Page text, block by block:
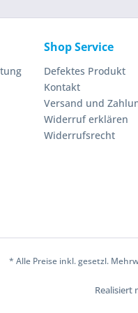
Shop Service
Defektes Produkt
Kontakt
Versand und
Widerruf erklären
Widerrufsrecht
* Alle Preise inkl. gesetzl.
Realisiert